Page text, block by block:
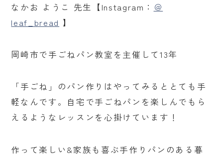
なかお ようこ 先生【Instagram： ＠
leaf_bread 】
岡崎市で手ごねパン教室を主催して13年
「手ごね」のパン作りはやってみるととても手
軽なんです。自宅で手ごねパンを楽しんでもら
えるようなレッスンを心掛けています！
作って楽しい&家族も喜ぶ手作りパンのある暮